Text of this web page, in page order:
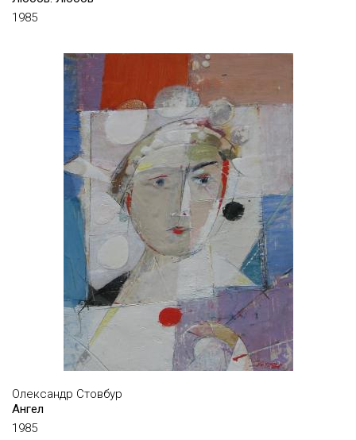
НЕКРАСОВА ОЛЕНА
НІЛУС ПЕТРО
НОВІКОВ МИКОЛА
НУДЕЛЬМАН РАЇСА
НУЖИН ДМИТРО
НЮРЕНБЕРГ АМШЕЙ
ОВСІЙКО МИКОЛА
ОЗ ФРАНСУАЗА
ОЗАРИНСЬКА ІРИНА
ОРЕШНІКОВ ДМИТРО
ОСТРОВСЬКИЙ ЙОСИП
ПАВЛОВ ЕДУАРД
ПАВЛОВ ВІКТОР
ПАВЛЮК ГЕОРГІЙ
ПАВЛЮК МИКОЛА
1985
Олександр Стовбур
Ангел
1985